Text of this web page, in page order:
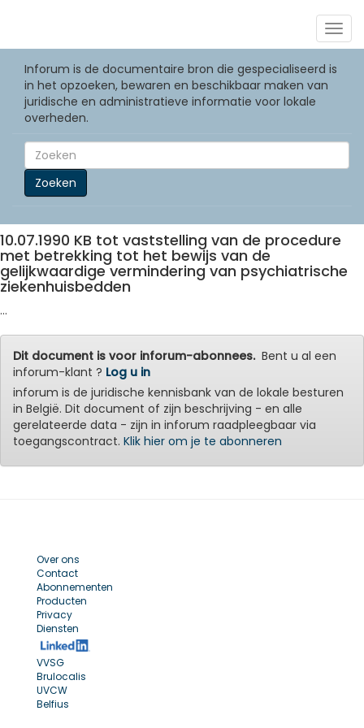
Inforum is de documentaire bron die gespecialiseerd is
in het opzoeken, bewaren en beschikbaar maken van
juridische en administratieve informatie voor lokale
overheden.
Zoeken
10.07.1990 KB tot vaststelling van de procedure
met betrekking tot het bewijs van de
gelijkwaardige vermindering van psychiatrische
ziekenhuisbedden
...
Dit document is voor inforum-abonnees.Bent u al een
inforum-klant ? Log u in
inforum is de juridische kennisbank van de lokale besturen
in België. Dit document of zijn beschrijving - en alle
gerelateerde data - zijn in inforum raadpleegbaar via
toegangscontract. Klik hier om je te abonneren
Over ons
Contact
Abonnementen
Producten
Privacy
Diensten
VVSG
Brulocalis
UVCW
Belfius